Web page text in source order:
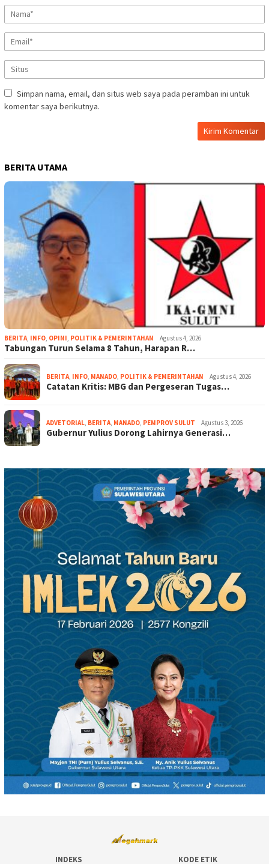
Simpan nama, email, dan situs web saya pada peramban ini untuk
komentar saya berikutnya.
BERITA UTAMA
BERITA, INFO, OPINI, POLITIK & PEMERINTAHAN Agustus 4, 2026
Tabungan Turun Selama 8 Tahun, Harapan R…
BERITA, INFO, MANADO, POLITIK & PEMERINTAHAN Agustus 4, 2026
Catatan Kritis: MBG dan Pergeseran Tugas…
ADVETORIAL, BERITA, MANADO, PEMPROV SULUT Agustus 3, 2026
Gubernur Yulius Dorong Lahirnya Generasi…
INDEKS KODE ETIK